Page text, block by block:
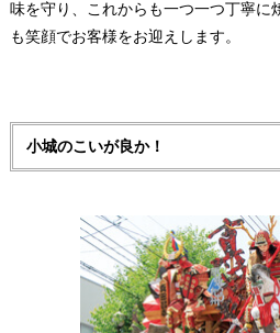
味を守り、これからも一つ一つ丁寧に
も笑顔でお客様をお迎えします。
小城のこいが良か！